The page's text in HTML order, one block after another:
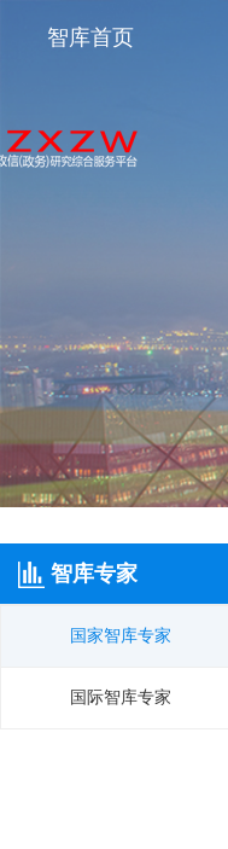
智库首页
智库专家
国家智库专家
国际智库专家